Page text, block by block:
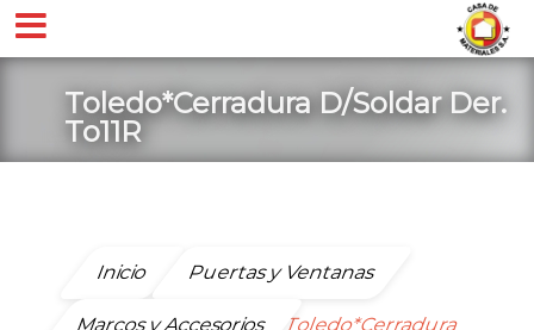
Toledo*Cerradura D/Soldar Der.
To11R
Inicio Puertas y Ventanas
Marcos y Accesorios
Toledo*Cerradura